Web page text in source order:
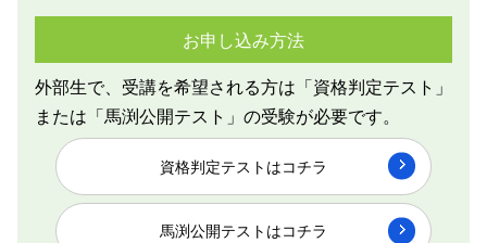
お申し込み方法
外部生で、受講を希望される方は「資格判定テスト」
または「馬渕公開テスト」の受験が必要です。
資格判定テストはコチラ
馬渕公開テストはコチラ